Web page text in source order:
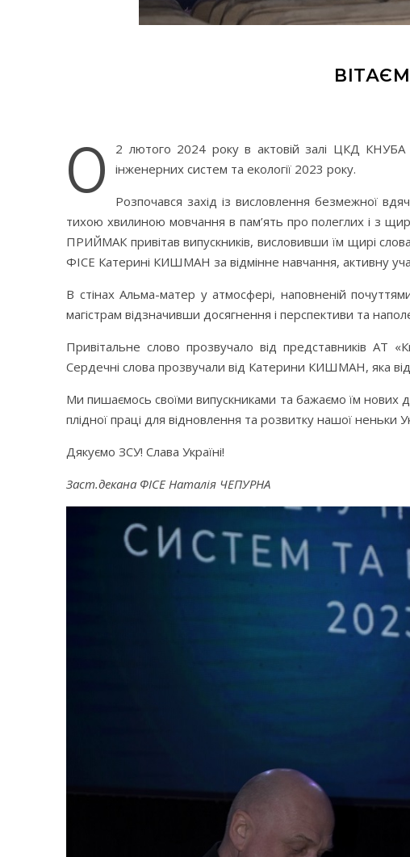
0
2 лютого 2024 року в актовій залі ЦКД КНУБА
інженерних систем та екології 2023 року.
Розпочався захід із висловлення безмежної
тихою хвилиною мовчання в пам’ять про полеглих і з
ПРИЙМАК привітав випускників, висловивши їм щирі
ФІСЕ Катерині КИШМАН за відмінне навчання, активну
В стінах Альма-матер у атмосфері, наповненій
магістрам відзначивши досягнення і перспективи та
Привітальне слово прозвучало від представників АТ
Сердечні слова прозвучали від Катерини КИШМАН, яка від
Ми пишаємось своїми випускниками та бажаємо їм нових
плідної праці для відновлення та розвитку нашої неньки
Дякуємо ЗСУ! Слава Україні!
Заст.декана ФІСЕ Наталія ЧЕПУРНА